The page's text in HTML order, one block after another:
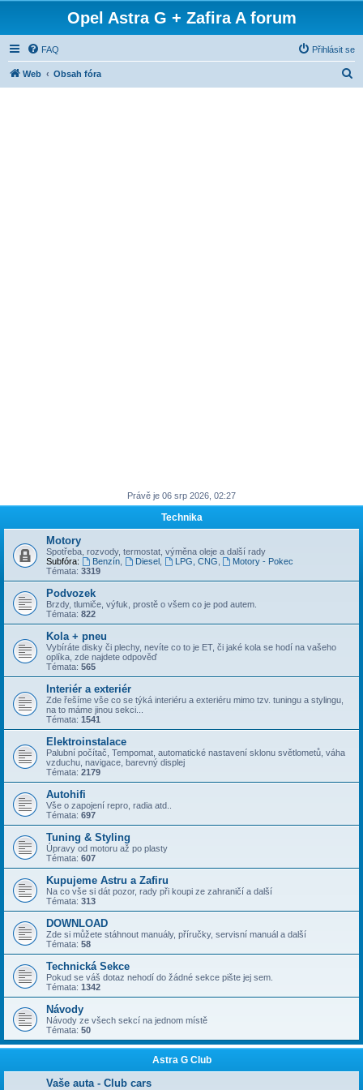
Opel Astra G + Zafira A forum
FAQ Přihlásit se
Web Obsah fóra
Právě je 06 srp 2026, 02:27
Technika
Motory
Spotřeba, rozvody, termostat, výměna oleje a další rady
Subfóra:
Benzín, Diesel, LPG, CNG
Motory - Pokec
Témata: 3319
Podvozek
Brzdy, tlumiče, výfuk, prostě o všem co je pod autem.
Témata: 822
Kola + pneu
Vybíráte disky či plechy, nevíte co to je ET, či jaké kola se hodí na vašeho
oplíka, zde najdete odpověď
Témata: 565
Interiér a exteriér
Zde řešíme vše co se týká interiéru a exteriéru mimo tzv. tuningu a stylingu,
na to máme jinou sekci...
Témata: 1541
Elektroinstalace
Palubní počítač, Tempomat, automatické nastavení sklonu světlometů, váha
vzduchu, navigace, barevný displej
Témata: 2179
Autohifi
Vše o zapojení repro, radia atd..
Témata: 697
Tuning & Styling
Úpravy od motoru až po plasty
Témata: 607
Kupujeme Astru a Zafiru
Na co vše si dát pozor, rady při koupi ze zahraničí a další
Témata: 313
DOWNLOAD
Zde si můžete stáhnout manuály, příručky, servisní manuál a další
Témata: 58
Technická Sekce
Pokud se váš dotaz nehodí do žádné sekce pište jej sem.
Témata: 1342
Návody
Návody ze všech sekcí na jednom místě
Témata: 50
Astra G Club
Vaše auta - Club cars